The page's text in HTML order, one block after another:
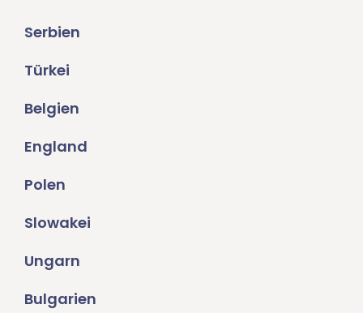
Serbien
Türkei
Belgien
England
Polen
Slowakei
Ungarn
Bulgarien